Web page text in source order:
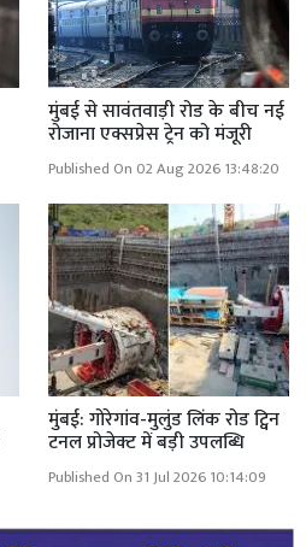
मुंबई से सावंतवाड़ी रोड के बीच नई
रोजाना एक्सप्रेस ट्रेन को मंजूरी
Published On 02 Aug 2026 13:48:20
मुंबई: गोरेगांव-मुलुंड लिंक रोड ट्विन
टनल प्रोजेक्ट में बड़ी उपलब्धि
Published On 31 Jul 2026 10:14:09